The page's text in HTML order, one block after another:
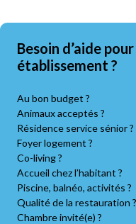
Besoin d’aide
établissement ?
Au bon budget ?
Animaux acceptés ?
Résidence service sénior ?
Foyer logement ?
Co-living ?
Accueil chez l’habitant ?
Piscine, balnéo, activités ?
Qualité de la restauration ?
Chambre invité(e) ?